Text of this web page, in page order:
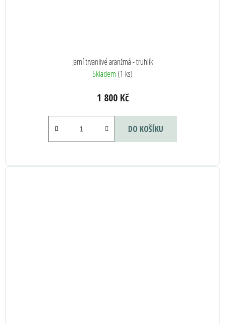
Jarní trvanlivé aranžmá - truhlík
Skladem (1 ks)
1 800 Kč
DO KOŠÍKU